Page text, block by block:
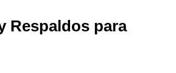
Respaldos para